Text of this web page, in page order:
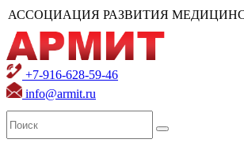
АССОЦИАЦИЯ РАЗВИТИЯ
+7-916-628-59-46
info@armit.ru